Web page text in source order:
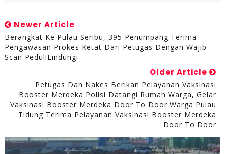
Newer Article
Berangkat Ke Pulau Seribu, 395 Penumpang Terima
Pengawasan Prokes Ketat Dari Petugas Dengan Wajib
Scan PeduliLindungi
Older Article
Petugas Dan Nakes Berikan Pelayanan Vaksinasi
Booster Merdeka Polisi Datangi Rumah Warga, Gelar
Vaksinasi Booster Merdeka Door To Door Warga Pulau
Tidung Terima Pelayanan Vaksinasi Booster Merdeka
Door To Door